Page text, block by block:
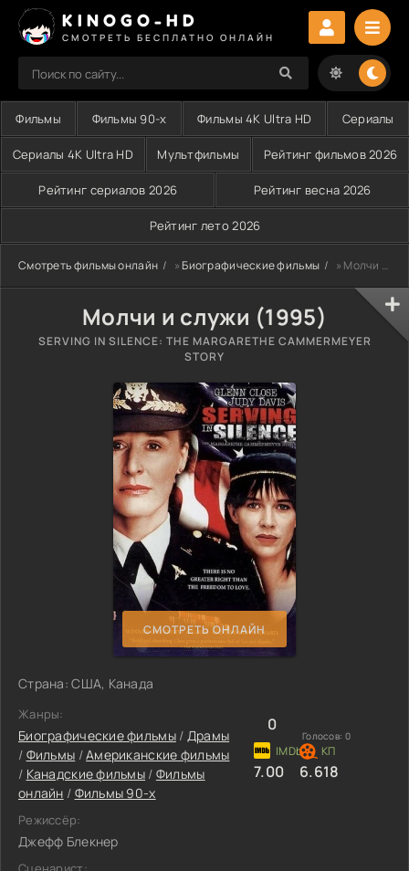
KINOGO-HD
СМОТРЕТЬ БЕСПЛАТНО ОНЛАЙН
Фильмы Фильмы 90-х Фильмы 4K Ultra HD Сериалы
Сериалы 4K Ultra HD Мультфильмы Рейтинг фильмов 2026
Рейтинг сериалов 2026 Рейтинг весна 2026
Рейтинг лето 2026
Смотреть фильмы онлайн »Биографические фильмы » Молчи и служи (1995)
Молчи и служи (1995)
SERVING IN SILENCE: THE MARGARETHE CAMMERMEYER
STORY
СМОТРЕТЬ ОНЛАЙН
Страна: США, Канада
Жанры:
Биографические фильмы/ Драмы
/ Фильмы /Американские фильмы
/ Канадские фильмы / Фильмы
онлайн / Фильмы 90-х
Режиссёр:
Джефф Блекнер
0
Голосов: 0
7.00 6.618